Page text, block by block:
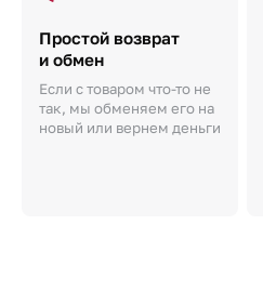
Простой возврат
и обмен
Если с товаром что-то не
так, мы обменяем его на
новый или вернем деньги